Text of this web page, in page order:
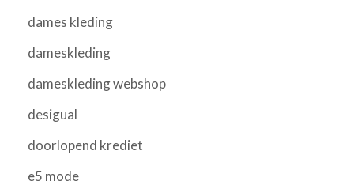
dames kleding
dameskleding
dameskleding webshop
desigual
doorlopend krediet
e5 mode